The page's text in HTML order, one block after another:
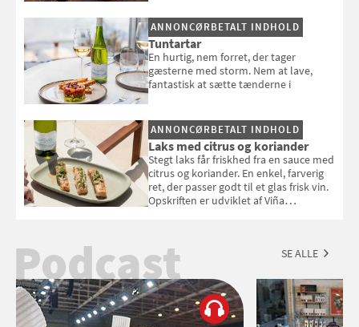
smag" af Jamie Oliver.
ANNONCØRBETALT INDHOLD
Tuntartar
En hurtig, nem forret, der tager
gæsterne med storm. Nem at lave,
fantastisk at sætte tænderne i
ANNONCØRBETALT INDHOLD
Laks med citrus og koriander
Stegt laks får friskhed fra en sauce med
citrus og koriander. En enkel, farverig
ret, der passer godt til et glas frisk vin.
Opskriften er udviklet af Viña
Podcast SE ALLE